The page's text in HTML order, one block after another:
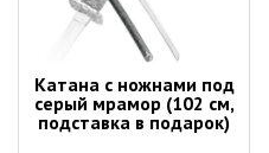
Катана с ножнами под
серый мрамор (102 см,
подставка в подарок)